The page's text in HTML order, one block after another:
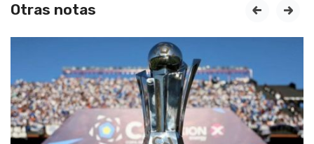
Otras notas prev next